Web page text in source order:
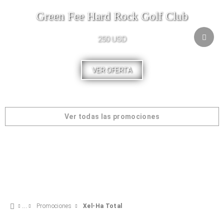
Green Fee Hard Rock Golf Club
250 USD
VER OFERTA
Ver todas las promociones
Promociones Xel-Ha Total